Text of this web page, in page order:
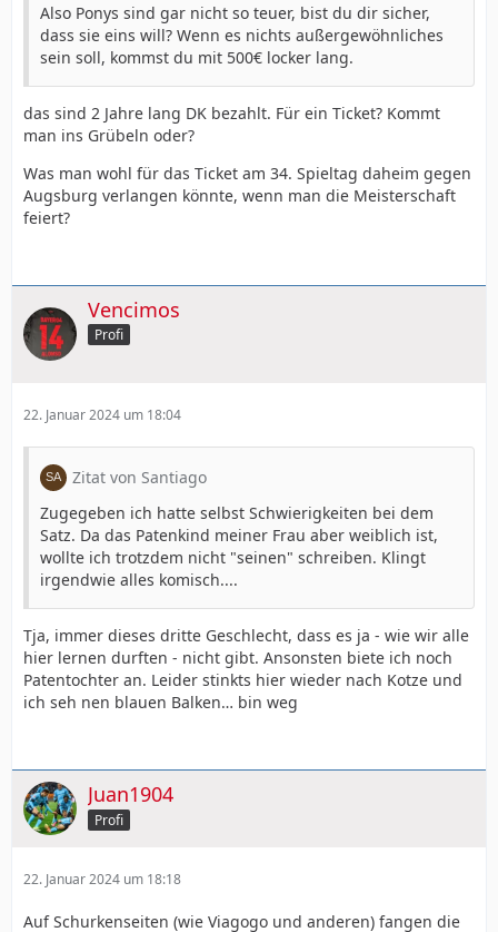
Also Ponys sind gar nicht so teuer, bist du dir sicher,
dass sie eins will? Wenn es nichts außergewöhnliches
sein soll, kommst du mit 500€ locker lang.
das sind 2 Jahre lang DK bezahlt. Für ein Ticket? Kommt
man ins Grübeln oder?
Was man wohl für das Ticket am 34. Spieltag daheim gegen
Augsburg verlangen könnte, wenn man die Meisterschaft
feiert?
Vencimos
Profi
22. Januar 2024 um 18:04
Zitat von Santiago
Zugegeben ich hatte selbst Schwierigkeiten bei dem
Satz. Da das Patenkind meiner Frau aber weiblich ist,
wollte ich trotzdem nicht "seinen" schreiben. Klingt
irgendwie alles komisch....
Tja, immer dieses dritte Geschlecht, dass es ja - wie wir alle
hier lernen durften - nicht gibt. Ansonsten biete ich noch
Patentochter an. Leider stinkts hier wieder nach Kotze und
ich seh nen blauen Balken… bin weg
Juan1904
Profi
22. Januar 2024 um 18:18
Auf Schurkenseiten (wie Viagogo und anderen) fangen die